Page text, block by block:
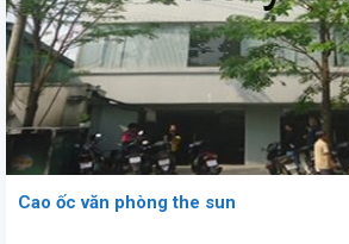
Cao ốc văn phòng the sun